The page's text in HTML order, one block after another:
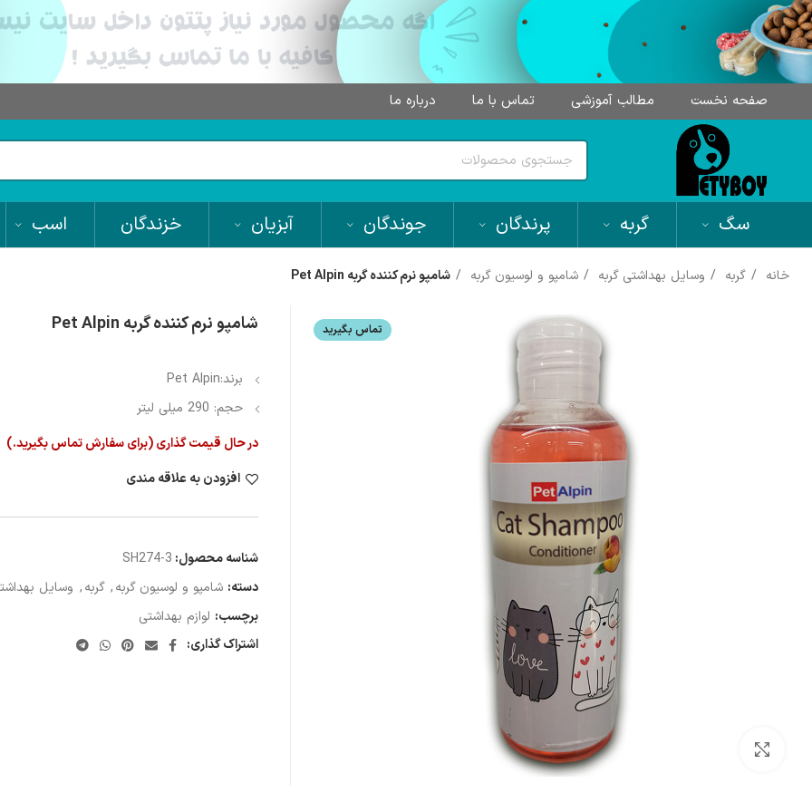
صفحه نخست مطالب آموزشی تماس با ما درباره ما
سگ گربه پرندگان جوندگان آبزیان خزندگان اسب
خانه گربه وسایل بهداشتی گربه شامپو و لوسیون گربه شامپو نرم کننده گربه Pet Alpin
تماس بگیرید شامپو نرم کننده گربه Pet Alpin
برند:Pet Alpin
حجم: 290 میلی لیتر
در حال قیمت گذاری (برای سفارش تماس بگیرید.)
افزودن به علاقه مندی
شناسه محصول: SH274-3
دسته: شامپو و لوسیون گربه, گربه, وسایل
برچسب: لوازم بهداشتی
اشتراک گذاری: